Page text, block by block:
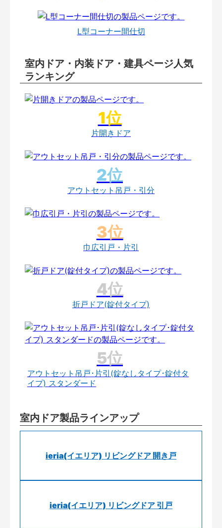
L型コーナー間仕切
室内ドア・内装ドア・建具ページ人気
ランキング
片開きドア
アウトセット吊戸・引分
巾広引戸・片引
折戸ドア(錠付タイプ)
アウトセット吊戸･片引(錠なしタイプ･錠付タ
イプ) スタンダード
室内ドア製品ラインアップ
ieria(イエリア) リビングドア 開き戸
ieria(イエリア) リビングドア 引戸